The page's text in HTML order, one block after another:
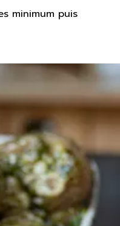
minimum puis